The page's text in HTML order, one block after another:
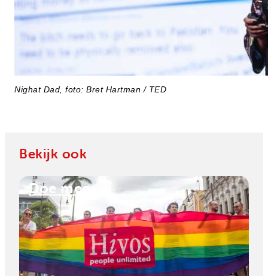
Nighat Dad, foto: Bret Hartman / TED
Bekijk ook
Doe mee